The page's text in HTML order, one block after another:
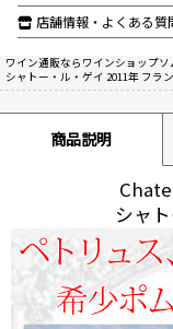
店舗情報・よくある質
ワイン通販ならワインショップソ
シャトー・ル・ゲイ 2011年 フラ
商品説明
シャ